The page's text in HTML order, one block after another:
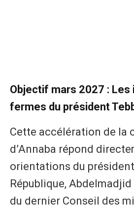
Objectif mars 2027 :
fermes du président
Cette accélération de la
d’Annaba répond
orientations du
République, Abdelmadjid
du dernier Conseil des